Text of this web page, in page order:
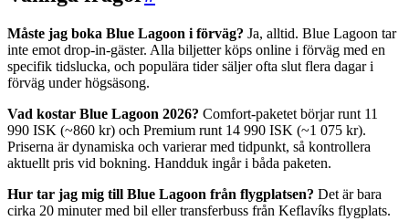
Måste jag boka Blue Lagoon i förväg? Ja, alltid. Blue Lagoon tar
inte emot drop-in-gäster. Alla biljetter köps online i förväg med en
specifik tidslucka, och populära tider säljer ofta slut flera dagar i
förväg under högsäsong.
Vad kostar Blue Lagoon 2026? Comfort-paketet börjar runt 11
990 ISK (~860 kr) och Premium runt 14 990 ISK (~1 075 kr).
Priserna är dynamiska och varierar med tidpunkt, så kontrollera
aktuellt pris vid bokning. Handduk ingår i båda paketen.
Hur tar jag mig till Blue Lagoon från flygplatsen? Det är bara
cirka 20 minuter med bil eller transferbuss från Keflavíks flygplats.